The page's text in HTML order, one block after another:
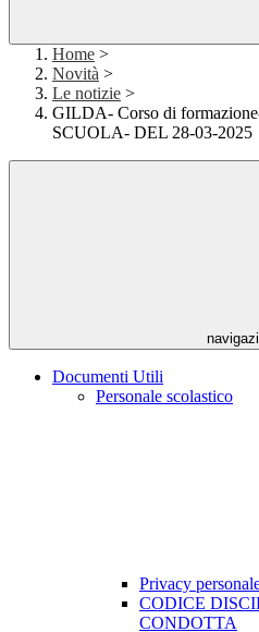
Home >
Novità >
Le notizie >
GILDA- Corso di
SCUOLA- DEL 28-03-2025
Documenti Utili
Personale scolastico
Privacy
CODICE
CONDOTTA